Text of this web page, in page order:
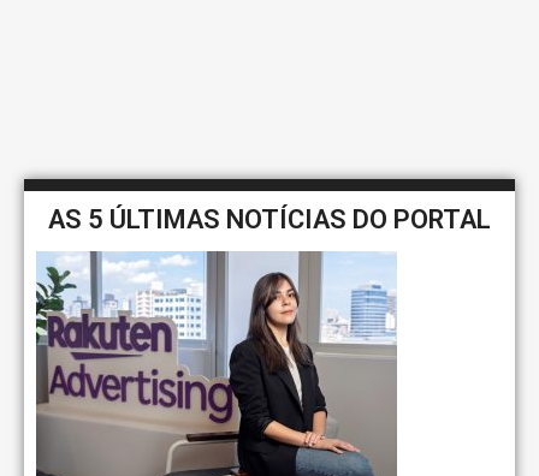
AS 5 ÚLTIMAS NOTÍCIAS DO PORTAL